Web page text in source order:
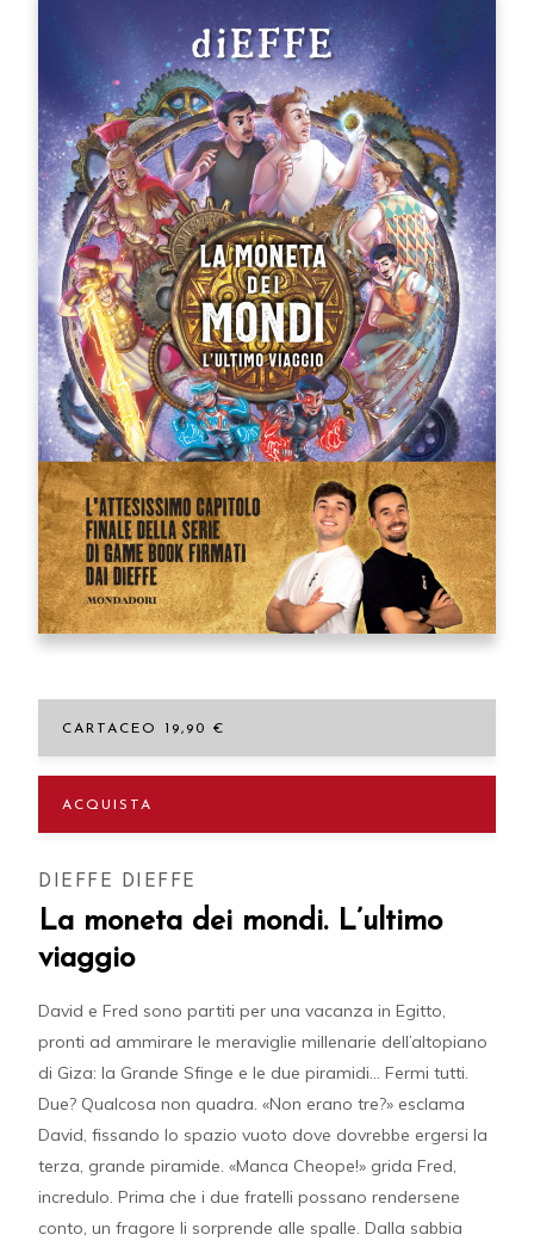
CARTACEO 19,90 €
ACQUISTA
DIEFFE DIEFFE
La moneta dei mondi. L’ultimo
viaggio
David e Fred sono partiti per una vacanza in Egitto,
pronti ad ammirare le meraviglie millenarie dell’altopiano
di Giza: la Grande Sfinge e le due piramidi… Fermi tutti.
Due? Qualcosa non quadra. «Non erano tre?» esclama
David, fissando lo spazio vuoto dove dovrebbe ergersi la
terza, grande piramide. «Manca Cheope!» grida Fred,
incredulo. Prima che i due fratelli possano rendersene
conto, un fragore li sorprende alle spalle. Dalla sabbia